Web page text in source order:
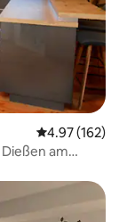
Calificación
4.97 (162)
am